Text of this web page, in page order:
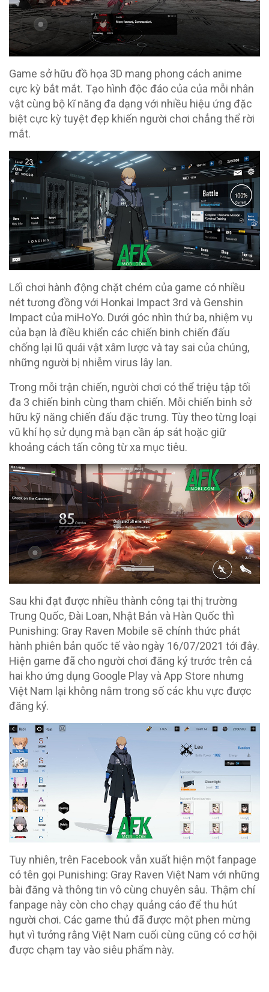
Game sở hữu đồ họa 3D mang phong cách anime
cực kỳ bắt mắt. Tạo hình độc đáo của của mỗi nhân
vật cùng bộ kĩ năng đa dạng với nhiều hiệu ứng đặc
biệt cực kỳ tuyệt đẹp khiến người chơi chẳng thể rời
mắt.
Lối chơi hành động chặt chém của game có nhiều
nét tương đồng với Honkai Impact 3rd và Genshin
Impact của miHoYo. Dưới góc nhìn thứ ba, nhiệm vụ
của bạn là điều khiển các chiến binh chiến đấu
chống lại lũ quái vật xâm lược và tay sai của chúng,
những người bị nhiễm virus lây lan.
Trong mỗi trận chiến, người chơi có thể triệu tập tối
đa 3 chiến binh cùng tham chiến. Mỗi chiến binh sở
hữu kỹ năng chiến đấu đặc trưng. Tùy theo từng loại
vũ khí họ sử dụng mà bạn cần áp sát hoặc giữ
khoảng cách tấn công từ xa mục tiêu.
Sau khi đạt được nhiều thành công tại thị trường
Trung Quốc, Đài Loan, Nhật Bản và Hàn Quốc thì
Punishing: Gray Raven Mobile sẽ chính thức phát
hành phiên bản quốc tế vào ngày 16/07/2021 tới đây.
Hiện game đã cho người chơi đăng ký trước trên cả
hai kho ứng dụng Google Play và App Store nhưng
Việt Nam lại không nằm trong số các khu vực được
đăng ký.
Tuy nhiên, trên Facebook vẫn xuất hiện một fanpage
có tên gọi Punishing: Gray Raven Việt Nam với những
bài đăng và thông tin vô cùng chuyên sâu. Thậm chí
fanpage này còn cho chạy quảng cáo để thu hút
người chơi. Các game thủ đã được một phen mừng
hụt vì tưởng rằng Việt Nam cuối cùng cũng có cơ hội
được chạm tay vào siêu phẩm này.